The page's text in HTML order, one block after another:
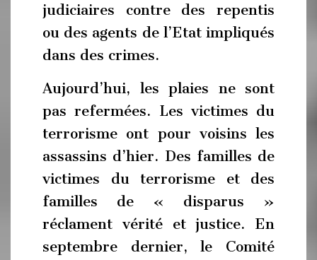
judiciaires contre des repentis
ou des agents de l’Etat impliqués
dans des crimes.
Aujourd’hui, les plaies ne sont
pas refermées. Les victimes du
terrorisme ont pour voisins les
assassins d’hier. Des familles de
victimes du terrorisme et des
familles de « disparus »
réclament vérité et justice. En
septembre dernier, le Comité